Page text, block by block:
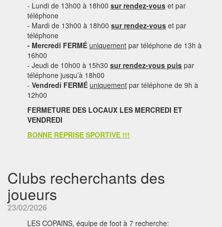
- Lundi de 13h00 à 18h00 sur rendez-vous et par
téléphone
- Mardi de 13h00 à 18h00 sur rendez-vous et par
téléphone
- Mercredi FERMÉ uniquement par téléphone de 13h à
16h00
- Jeudi de 10h00 à 15h30 sur rendez-vous puis par
téléphone jusqu’à 18h00
- Vendredi FERMÉ uniquement par téléphone de 9h à
12h00
FERMETURE DES LOCAUX LES MERCREDI ET
VENDREDI
BONNE REPRISE SPORTIVE !!!
Clubs recherchants des
joueurs
23/02/2026
LES COPAINS, équipe de foot à 7 recherche: